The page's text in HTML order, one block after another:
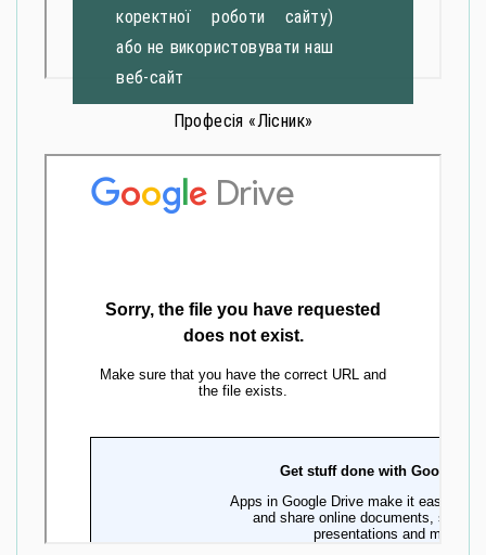
Професія «Лісник»
коректної роботи сайту)
або не використовувати наш
веб-сайт